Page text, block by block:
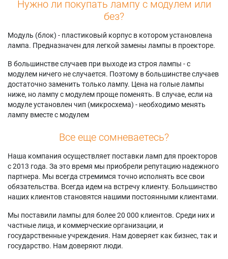
Нужно ли покупать лампу с модулем или
без?
Модуль (блок) - пластиковый корпус в котором установлена
лампа. Предназначен для легкой замены лампы в проекторе.
В большинстве случаев при выходе из строя лампы - с
модулем ничего не случается. Поэтому в большинстве случаев
достаточно заменить только лампу. Цена на голые лампы
ниже, но лампу с модулем проще поменять. В случае, если на
модуле установлен чип (микросхема) - необходимо менять
лампу вместе с модулем
Все еще сомневаетесь?
Наша компания осуществляет поставки ламп для проекторов
с 2013 года. За это время мы приобрели репутацию надежного
партнера. Мы всегда стремимся точно исполнять все свои
обязательства. Всегда идем на встречу клиенту. Большинство
наших клиентов становятся нашими постоянными клиентами.
Мы поставили лампы для более 20 000 клиентов. Среди них и
частные лица, и коммерческие организации, и
государственные учреждения. Нам доверяет как бизнес, так и
государство. Нам доверяют люди.